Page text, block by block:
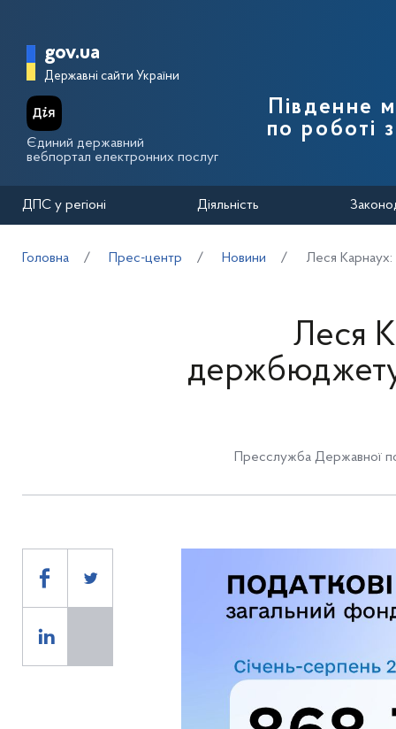
Головна сторінка Державної
gov.ua
Державні сайти України
Єдиний державний
вебпортал електронних послуг
Південне
по роботі
ДПС у регіоні Діяльність
Головна Прес-центр Новини Леся
Леся
Пресслужба Державної